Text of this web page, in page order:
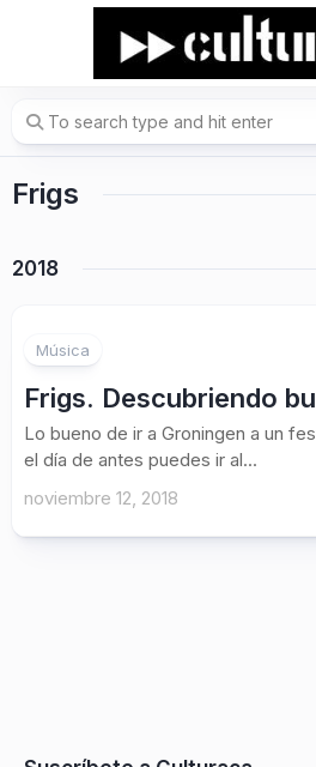
Frigs
2018
Música
Frigs. Descubriendo
Lo bueno de ir a Groningen a un
el día de antes puedes ir al...
noviembre 12, 2018